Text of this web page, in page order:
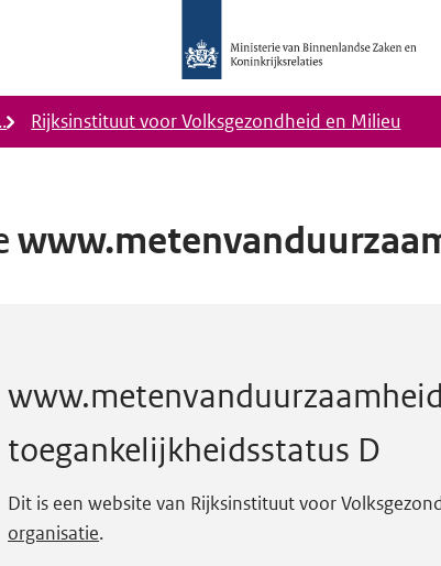
Ministerie
van
Zaken
DigiToegankelijk
Rijksinstituut voor Volksgezondheid en Milieu
heeft
toegankelijkheidsstatus D
Dit is een website van Rijksinstituut voor
organisatie.